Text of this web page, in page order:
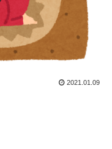
2021.01.09